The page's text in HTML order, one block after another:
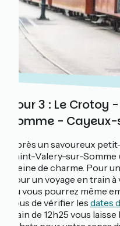
Jour 3 : Le
Somme -
Après un savoureux
Saint-Valery-sur-Somme
pleine de charme. Pour
pour un voyage en train
où vous pourrez même
vous de vérifier les dates
train de 12h25 vous